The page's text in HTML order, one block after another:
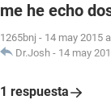
me he echo
1265bnj - 14 may 2015
Dr.Josh - 14 may
1 respuesta